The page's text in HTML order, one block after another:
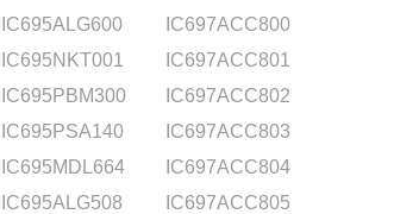
IC695ALG600
IC697ACC800
IC695NKT001
IC697ACC801
IC695PBM300
IC697ACC802
IC695PSA140
IC697ACC803
IC695MDL664
IC697ACC804
IC695ALG508
IC697ACC805